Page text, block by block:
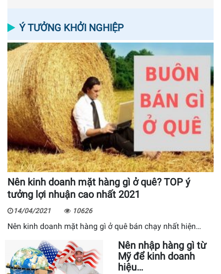
Ý TƯỞNG KHỞI NGHIỆP
Nên kinh doanh mặt hàng gì ở quê? TOP ý
tưởng lợi nhuận cao nhất 2021
14/04/2021 10626
Nên kinh doanh mặt hàng gì ở quê bán chạy nhất hiện…
Nên nhập hàng gì từ
Mỹ để kinh doanh
hiệu…